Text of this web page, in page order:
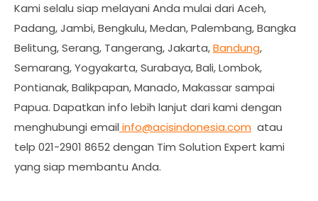
Kami selalu siap melayani Anda mulai dari Aceh,
Padang, Jambi, Bengkulu, Medan, Palembang, Bangka
Belitung, Serang, Tangerang, Jakarta,Bandung,
Semarang, Yogyakarta, Surabaya, Bali, Lombok,
Pontianak, Balikpapan, Manado, Makassar sampai
Papua. Dapatkan info lebih lanjut dari kami dengan
menghubungi email info@acisindonesia.com atau
telp 021-2901 8652 dengan Tim Solution Expert kami
yang siap membantu Anda.